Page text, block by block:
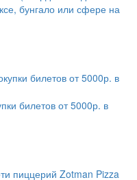
бунгало или сфере на
билетов от 5000р. в